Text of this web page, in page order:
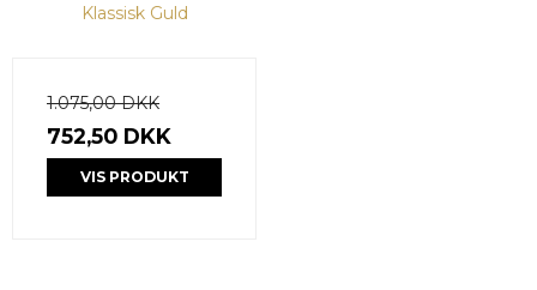
Klassisk Guld
1.075,00 DKK
752,50 DKK
VIS PRODUKT